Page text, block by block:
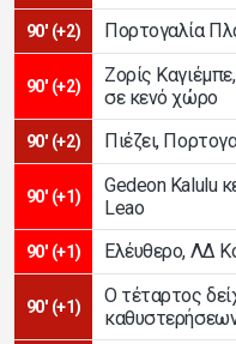
90' (+2) Πορτογαλία
90' (+2)
Ζορίς
σε κενό χώρο
90' (+2) Πιέζει,
90' (+1)
Gedeon Kalulu
Leao
90' (+1) Ελέυθερο, ΛΔ
90' (+1)
Ο τέταρτος